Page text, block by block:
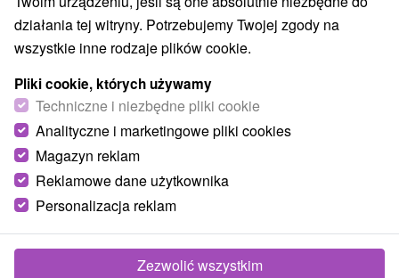
Banskobystrický kraj -Lučenec
Ośrodek Miraj znajduje się w pobliżu miasta Lučenec, a
konkretnie w powiecie Opatová. Jest tu basen ze słoną
wodą, piaszczysta plaża morska,...
POKAZ
działania tej witryny. Potrzebujemy Twojej zgody na
wszystkie inne rodzaje plików cookie.
Pliki cookie, których używamy
Techniczne i niezbędne pliki cookie
Analityczne i marketingowe pliki cookies
Magazyn reklam
Reklamowe dane użytkownika
Personalizacja reklam
Zezwolić wszystkim